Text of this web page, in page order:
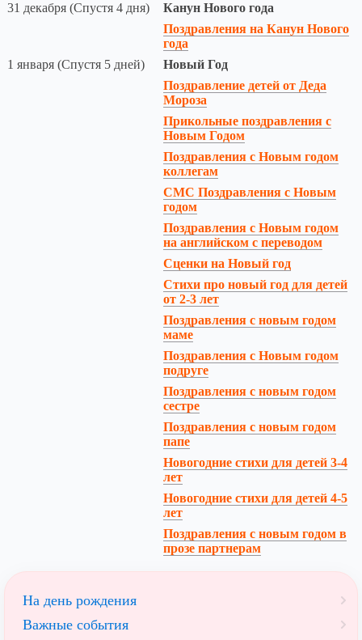
31 декабря (Спустя 4 дня)
Канун Нового года
Поздравления на Канун Нового
года
1 января (Спустя 5 дней)
Новый Год
Поздравление детей от Деда
Мороза
Прикольные поздравления с
Новым Годом
Поздравления с Новым годом
коллегам
СМС Поздравления с Новым
годом
Поздравления с Новым годом
на английском с переводом
Сценки на Новый год
Стихи про новый год для детей
от 2-3 лет
Поздравления с новым годом
маме
Поздравления с Новым годом
подруге
Поздравления с новым годом
сестре
Поздравления с новым годом
папе
Новогодние стихи для детей 3-4
лет
Новогодние стихи для детей 4-5
лет
Поздравления с новым годом в
прозе партнерам
На день рождения
Важные события